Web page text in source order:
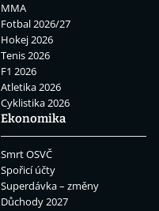
MMA
Fotbal 2026/27
Hokej 2026
Tenis 2026
F1 2026
Atletika 2026
Cyklistika 2026
Ekonomika
Smrt OSVČ
Spořicí účty
Superdávka – změny
Důchody 2027